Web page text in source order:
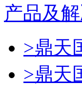
产品及
>鼎天
>鼎天